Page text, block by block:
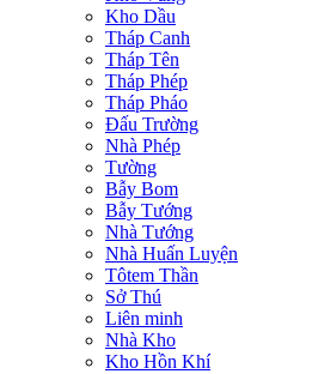
Kho Dầu
Tháp Canh
Tháp Tên
Tháp Phép
Tháp Pháo
Đấu Trường
Nhà Phép
Tường
Bẫy Bom
Bẫy Tướng
Nhà Tướng
Nhà Huấn Luyện
Tôtem Thần
Sở Thú
Liên minh
Nhà Kho
Kho Hồn Khí